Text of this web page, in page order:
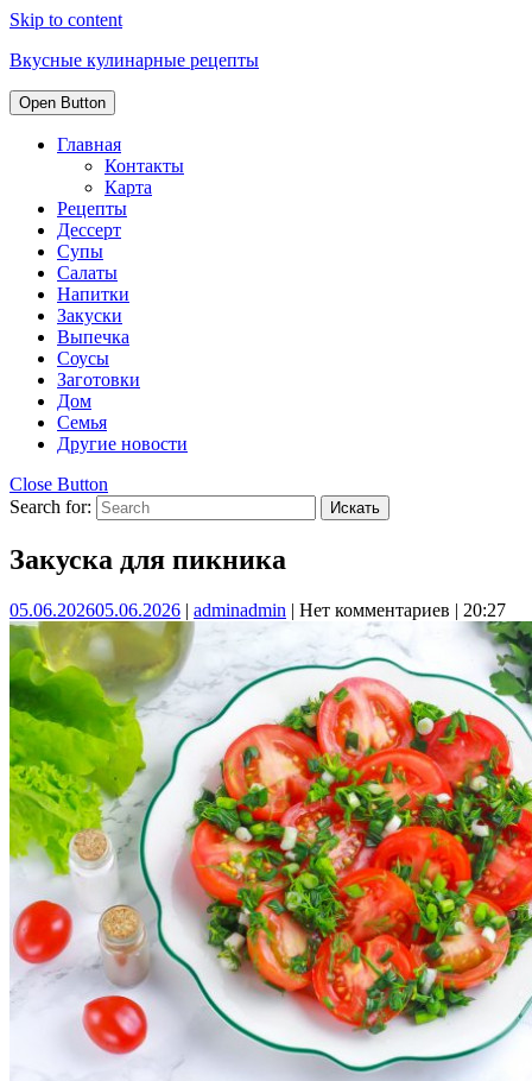
Skip to content
Вкусные кулинарные рецепты
Open Button
Главная
Контакты
Карта
Рецепты
Дессерт
Супы
Салаты
Напитки
Закуски
Выпечка
Соусы
Заготовки
Дом
Семья
Другие новости
Close Button
Search for:
Закуска для пикника
05.06.202605.06.2026 | adminadmin | Нет комментариев | 20:27